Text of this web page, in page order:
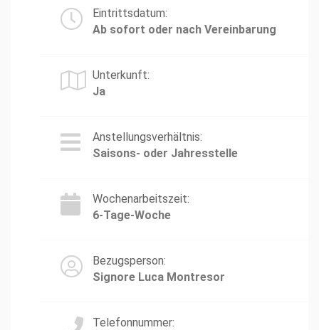
Eintrittsdatum:
Ab sofort oder nach Vereinbarung
Unterkunft:
Ja
Anstellungsverhältnis:
Saisons- oder Jahresstelle
Wochenarbeitszeit:
6-Tage-Woche
Bezugsperson:
Signore Luca Montresor
Telefonnummer: